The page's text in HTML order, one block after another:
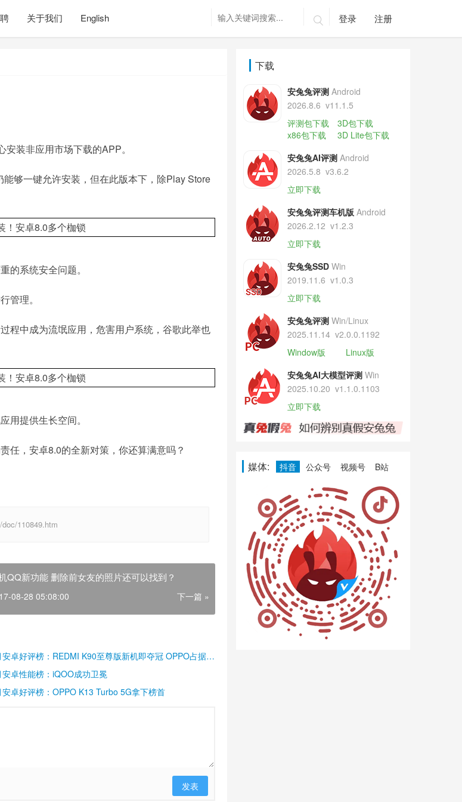
关于我们 English  登录 注册
装非应用市场下载的APP。
够一键允许安装，但在此版本下，除Play Store
的系统安全问题。
管理。
程中成为流氓应用，危害用户系统，谷歌此举也
用提供生长空间。
任，安卓8.0的全新对策，你还算满意吗？
110849.htm
QQ新功能 删除前女友的照片还可以找到？
08-28 05:08:00 下一篇 »
安卓好评榜：REDMI K90至尊版新机即夺冠 OPPO占据半
山
安卓性能榜：iQOO成功卫冕
安卓好评榜：OPPO K13 Turbo 5G拿下榜首
发表
下载
安兔兔评测 Android
2026.8.6 v11.1.5
评测包下载
3D包下载
x86包下载
3D Lite包下载
安兔兔AI评测 Android
2026.5.8 v3.6.2
立即下载
安兔兔评测车机版 Android
2026.2.12 v1.2.3
立即下载
安兔兔SSD Win
2019.11.6 v1.0.3
立即下载
安兔兔评测 Win/Linux
2025.11.14 v2.0.0.1192
Window版
Linux版
安兔兔AI大模型评测 Win
2025.10.20 v1.1.0.1103
立即下载
媒体: 抖音 公众号 视频号 B站